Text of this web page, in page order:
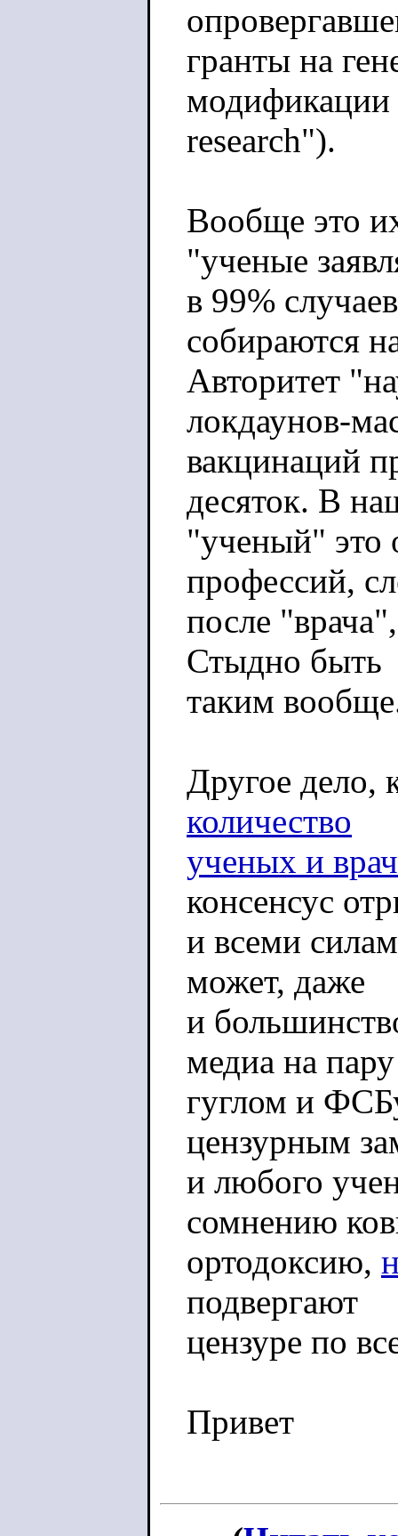
гранты на
research").
Вообще это
"ученые
в 99%
собираются
Авторитет
локдаунов-
вакцинаций
десяток. В
"ученый" это
профессий,
после
Стыдно быть
таким
Другое дело,
количество
ученых и
консенсус
и всеми
может, даже
и
медиа на
гуглом и
цензурным
и любого
сомнению
ортодоксию,
подвергают
цензуре по
Привет